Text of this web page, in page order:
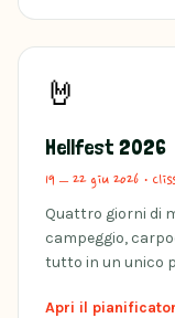
🤘
Hellfest 2026
19 – 22 giu 2026 ·
Quattro giorni di
campeggio,
tutto in un unico
Apri il